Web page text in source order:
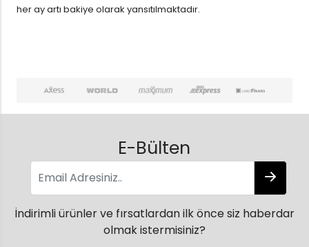
her ay artı bakiye olarak yansıtılmaktadır.
E-Bülten
İndirimli ürünler ve fırsatlardan ilk önce siz haberdar
olmak istermisiniz?